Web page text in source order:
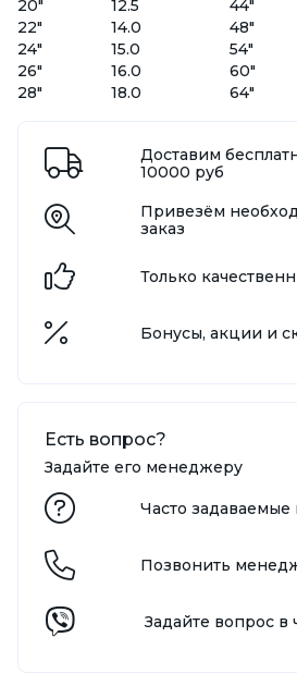
20"
12.5 44"
22"
14.0 48"
24"
15.0 54"
26"
16.0 60"
28"
18.0 64"
Доставим
10000 руб
Привезём
заказ
Только
Бонусы, акции и
Есть вопрос?
Задайте его менеджеру
Часто задаваемые
Позвонить
Задайте вопрос в